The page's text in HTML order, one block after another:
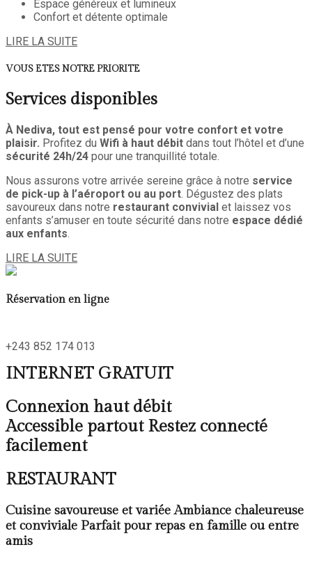
Espace généreux et lumineux
Confort et détente optimale
LIRE LA SUITE
VOUS ETES NOTRE PRIORITE
Services disponibles
À Nediva, tout est pensé pour votre confort et votre
plaisir. Profitez du Wifi à haut débit dans tout l’hôtel et d’une
sécurité 24h/24 pour une tranquillité totale.
Nous assurons votre arrivée sereine grâce à notre service
de pick-up à l’aéroport ou au port. Dégustez des plats
savoureux dans notre restaurant convivial et laissez vos
enfants s’amuser en toute sécurité dans notre espace dédié
aux enfants.
LIRE LA SUITE
Réservation en ligne
+243 852 174 013
INTERNET GRATUIT
Connexion haut débit
Accessible partout Restez connecté
facilement
RESTAURANT
Cuisine savoureuse et variée Ambiance chaleureuse
et conviviale Parfait pour repas en famille ou entre
amis